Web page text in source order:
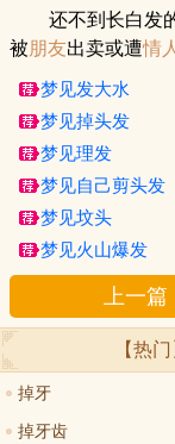
还不到长白发
被朋友出卖或遭情
梦见发大水
梦见掉头发
梦见理发
梦见自己剪头发
梦见坟头
梦见火山爆发
上一篇
【热
掉牙
掉牙齿